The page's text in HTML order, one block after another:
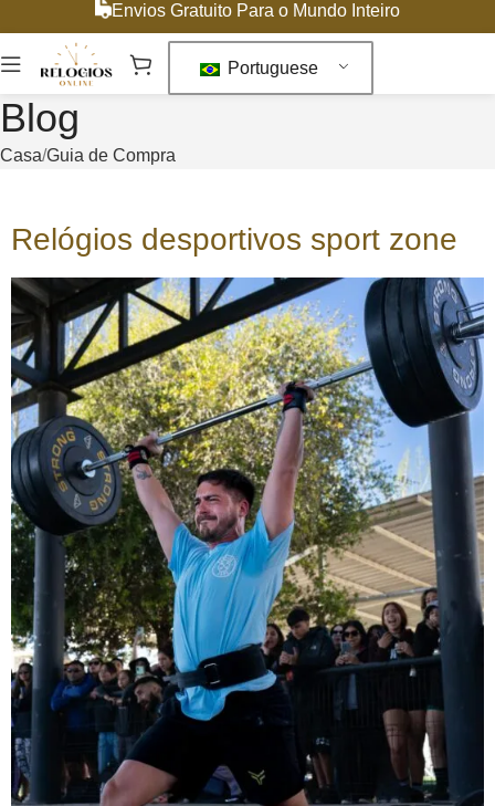
Envios Gratuito Para o Mundo Inteiro
Portuguese
Blog
Casa Guia de Compra
Relógios desportivos sport zone